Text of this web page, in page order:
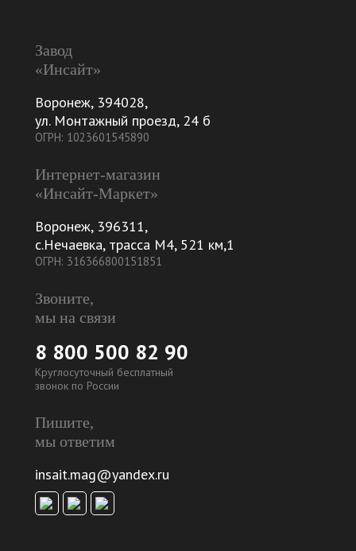
Завод
«Инсайт»
Воронеж, 394028,
ул. Монтажный проезд, 24 б
ОГРН: 1023601545890
Интернет-магазин
«Инсайт-Маркет»
Воронеж, 396311,
с.Нечаевка, трасса М4, 521 км,1
ОГРН: 316366800151851
Звоните,
мы на связи
8 800 500 82 90
Круглосуточный бесплатный
звонок по России
Пишите,
мы ответим
insait.mag@yandex.ru